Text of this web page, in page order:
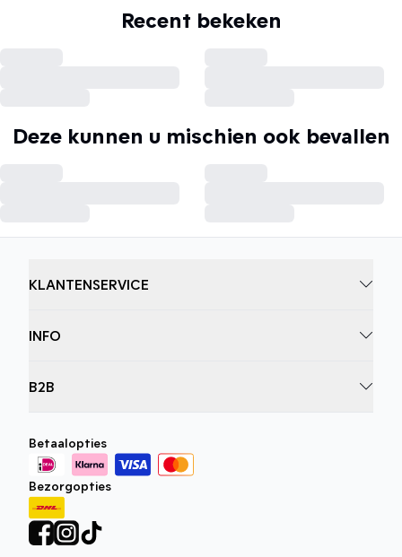
Recent bekeken
Deze kunnen u mischien ook bevallen
KLANTENSERVICE
INFO
B2B
Betaalopties
Bezorgopties